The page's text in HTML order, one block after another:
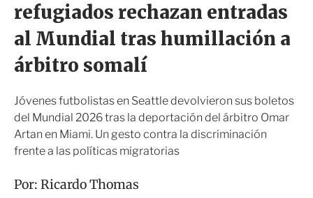
r
refugiados rechazan entradas
al Mundial tras humillación a
árbitro somalí
Jóvenes futbolistas en Seattle devolvieron sus boletos
del Mundial 2026 tras la deportación del árbitro Omar
Artan en Miami. Un gesto contra la discriminación
frente a las políticas migratorias
Por: Ricardo Thomas